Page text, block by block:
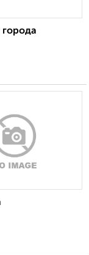
города